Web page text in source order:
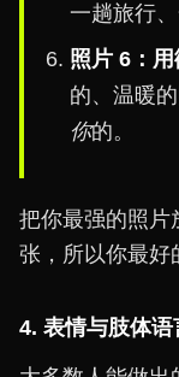
一趟旅行
照片 6：用
的、温暖
你的。
把你最强的照片
张，所以你最好
4. 表情与肢体